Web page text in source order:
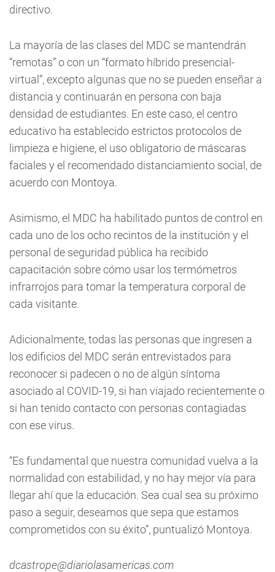
directivo.
La mayoría de las clases del MDC se mantendrán
“remotas” o con un “formato híbrido presencial-
virtual”, excepto algunas que no se pueden enseñar a
distancia y continuarán en persona con baja
densidad de estudiantes. En este caso, el centro
educativo ha establecido estrictos protocolos de
limpieza e higiene, el uso obligatorio de máscaras
faciales y el recomendado distanciamiento social, de
acuerdo con Montoya.
Asimismo, el MDC ha habilitado puntos de control en
cada uno de los ocho recintos de la institución y el
personal de seguridad pública ha recibido
capacitación sobre cómo usar los termómetros
infrarrojos para tomar la temperatura corporal de
cada visitante.
Adicionalmente, todas las personas que ingresen a
los edificios del MDC serán entrevistados para
reconocer si padecen o no de algún síntoma
asociado al COVID-19, si han viajado recientemente o
si han tenido contacto con personas contagiadas
con ese virus.
“Es fundamental que nuestra comunidad vuelva a la
normalidad con estabilidad, y no hay mejor vía para
llegar ahí que la educación. Sea cual sea su próximo
paso a seguir, deseamos que sepa que estamos
comprometidos con su éxito”, puntualizó Montoya.
dcastrope@diariolasamericas.com